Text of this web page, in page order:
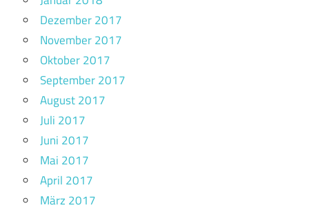
Dezember 2017
November 2017
Oktober 2017
September 2017
August 2017
Juli 2017
Juni 2017
Mai 2017
April 2017
März 2017